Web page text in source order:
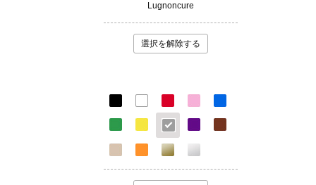
Lugnoncure
選択を解除する